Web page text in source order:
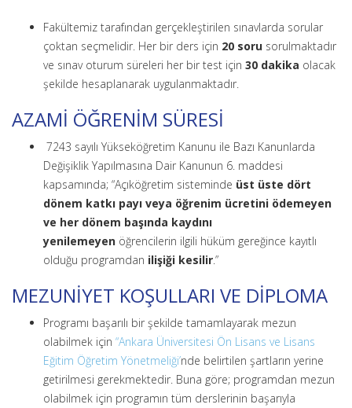
Fakültemiz tarafından gerçekleştirilen sınavlarda sorular
çoktan seçmelidir. Her bir ders için 20 soru sorulmaktadır
ve sınav oturum süreleri her bir test için 30 dakika olacak
şekilde hesaplanarak uygulanmaktadır.
AZAMİ ÖĞRENİM SÜRESİ
7243 sayılı Yükseköğretim Kanunu ile Bazı Kanunlarda
Değişiklik Yapılmasına Dair Kanunun 6. maddesi
kapsamında; “Açıköğretim sisteminde üst üste dört
dönem katkı payı veya öğrenim ücretini ödemeyen
ve her dönem başında kaydını
yenilemeyen öğrencilerin ilgili hüküm gereğince kayıtlı
olduğu programdan ilişiği kesilir.”
MEZUNİYET KOŞULLARI VE DİPLOMA
Programı başarılı bir şekilde tamamlayarak mezun
olabilmek için “Ankara Üniversitesi Ön Lisans ve Lisans
Eğitim Öğretim Yönetmeliği’nde belirtilen şartların yerine
getirilmesi gerekmektedir. Buna göre; programdan mezun
olabilmek için programın tüm derslerinin başarıyla